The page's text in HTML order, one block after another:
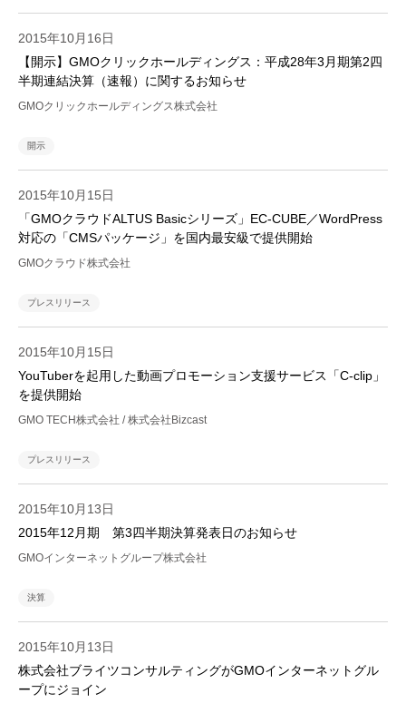
2015年10月16日
【開示】GMOクリックホールディングス：平成28年3月期第2四
半期連結決算（速報）に関するお知らせ
GMOクリックホールディングス株式会社
開示
2015年10月15日
「GMOクラウドALTUS Basicシリーズ」EC-CUBE／WordPress
対応の「CMSパッケージ」を国内最安級で提供開始
GMOクラウド株式会社
プレスリリース
2015年10月15日
YouTuberを起用した動画プロモーション支援サービス「C-clip」
を提供開始
GMO TECH株式会社 / 株式会社Bizcast
プレスリリース
2015年10月13日
2015年12月期 第3四半期決算発表日のお知らせ
GMOインターネットグループ株式会社
決算
2015年10月13日
株式会社ブライツコンサルティングがGMOインターネットグル
ープにジョイン